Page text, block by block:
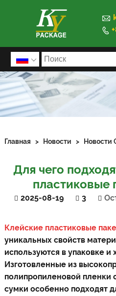



Главная > Новости > Новости
Для чего
пластиковые
2025-08-19 3
Клейские пластиковые
уникальных свойств
используются в упаковке и
Изготовленные из
полипропиленовой пленки
сумки особенно подходят